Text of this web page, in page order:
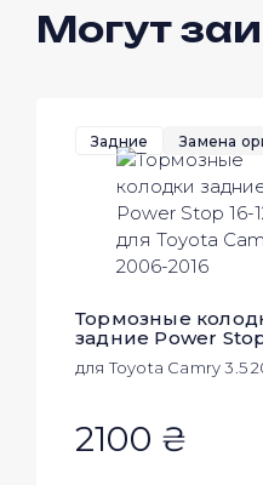
Могут
Задние Замена
Тормозные
задние Power Stop
для Toyota Camry 3.5
2100 ₴